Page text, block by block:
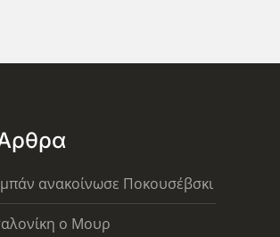
ανακοίνωσε Ποκουσέβσκι
ο Μουρ